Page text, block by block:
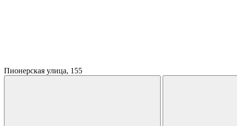
Пионерская улица, 155